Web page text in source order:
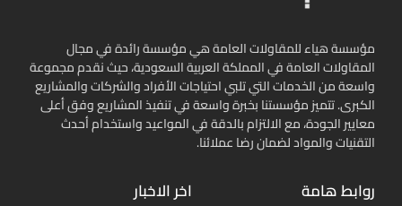
مؤسسة هياء للمقاولات العامة هي مؤسسة رائدة في مجال
المقاولات العامة في المملكة العربية السعودية، حيث نقدم مجموعة
واسعة من الخدمات التي تلبي احتياجات الأفراد والشركات والمشاريع
الكبرى. تتميز مؤسستنا بخبرة واسعة في تنفيذ المشاريع وفق أعلى
معايير الجودة، مع الالتزام بالدقة في المواعيد واستخدام أحدث
التقنيات والمواد لضمان رضا عملائنا.
روابط هامة اخر الاخبار